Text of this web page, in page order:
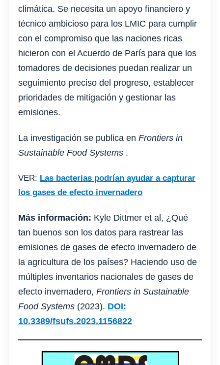
climática. Se necesita un apoyo financiero y
técnico ambicioso para los LMIC para cumplir
con el compromiso que las naciones ricas
hicieron con el Acuerdo de París para que los
tomadores de decisiones puedan realizar un
seguimiento preciso del progreso, establecer
prioridades de mitigación y gestionar las
emisiones.
La investigación se publica en Frontiers in
Sustainable Food Systems .
VER: Las bacterias podrían ayudar a capturar
los gases de efecto invernadero
Más información: Kyle Dittmer et al, ¿Qué
tan buenos son los datos para rastrear las
emisiones de gases de efecto invernadero de
la agricultura de los países? Haciendo uso de
múltiples inventarios nacionales de gases de
efecto invernadero, Frontiers in Sustainable
Food Systems (2023). DOI:
10.3389/fsufs.2023.1156822